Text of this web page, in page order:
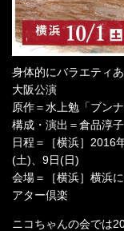
身体的にバラエティ
大阪公演
原作＝水上勉「ブン
構成・演出＝倉品淳子
日程＝［横浜］
(土)、9日(日)
会場＝［横浜］横浜
アター倶楽
ニコちゃんの会では